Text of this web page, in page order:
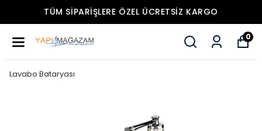
TÜM SIPARIŞLERE ÖZEL ÜCRETSIZ KARGO
0
Lavabo Bataryası